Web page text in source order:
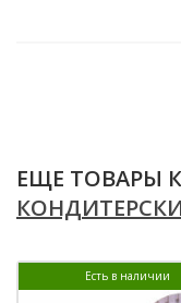
ЕЩЕ ТОВАРЫ
Есть в наличии